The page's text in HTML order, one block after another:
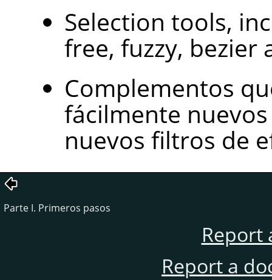
Selection tools,
free, fuzzy, bezier
Complementos
fácilmente
nuevos filtros de
Parte I. Primeros pasos
Report
Report a